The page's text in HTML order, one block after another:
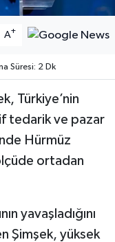
A+
Süresi: 2 Dk
Türkiye’nin
tedarik ve pazar
Hürmüz
ölçüde ortadan
yavaşladığını
Şimşek, yüksek